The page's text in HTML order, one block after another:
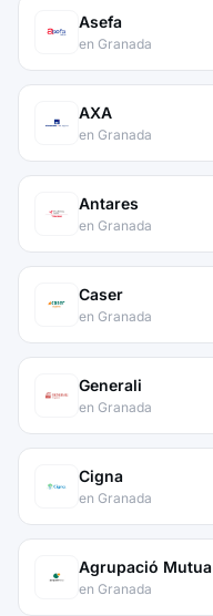
Asefa
en Granada
AXA
en Granada
Antares
en Granada
Caser
en Granada
Generali
en Granada
Cigna
en Granada
Agrupació Mutua
en Granada